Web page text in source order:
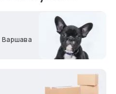
Варшава